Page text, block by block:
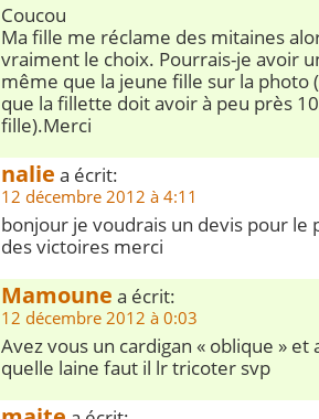
Coucou
Ma fille me réclame des mitaines
vraiment le choix. Pourrais-je avoir
même que la jeune fille sur la photo
que la fillette doit avoir à peu près
fille).Merci
nalie a écrit:
12 décembre 2012 à 4:11
bonjour je voudrais un devis pour le
des victoires merci
Mamoune a écrit:
12 décembre 2012 à 0:03
Avez vous un cardigan « oblique »
quelle laine faut il lr tricoter svp